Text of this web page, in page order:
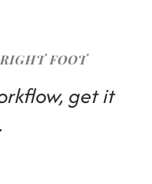
FOOT
get it